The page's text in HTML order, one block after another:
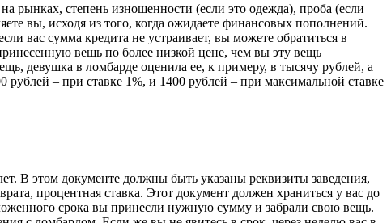
рынках, степень изношенности (если это одежда), проба (если
вы, исходя из того, когда ожидаете финансовых пополнений.
вас сумма кредита не устраивает, вы можете обратиться в
вещь по более низкой цене, чем вы эту вещь
девушка в ломбарде оценила ее, к примеру, в тысячу рублей, а
– при ставке 1%, и 1400 рублей – при максимальной ставке
В этом документе должны быть указаны реквизиты заведения,
процентная ставка. Этот документ должен храниться у вас до
срока вы принесли нужную сумму и забрали свою вещь.